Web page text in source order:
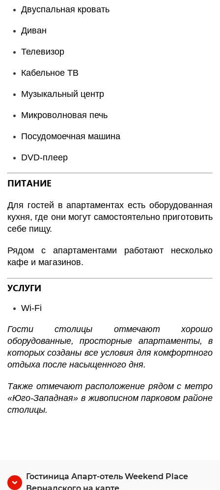
Двуспальная кровать
Диван
Телевизор
Кабельное ТВ
Музыкальный центр
Микроволновая печь
Посудомоечная машина
DVD-плеер
ПИТАНИЕ
Для гостей в апартаментах есть оборудованная
кухня, где они могут самостоятельно приготовить
себе пищу.
Рядом с апартаментами работают несколько
кафе и магазинов.
УСЛУГИ
Wi-Fi
Гости столицы отмечают хорошо
оборудованные, просторные апартаменты, в
которых созданы все условия для комфортного
отдыха после насыщенного дня.
Также отмечают расположение рядом с метро
«Юго-Западная» в живописном парковом районе
столицы.
Гостиница Апарт-отель Weekend Place